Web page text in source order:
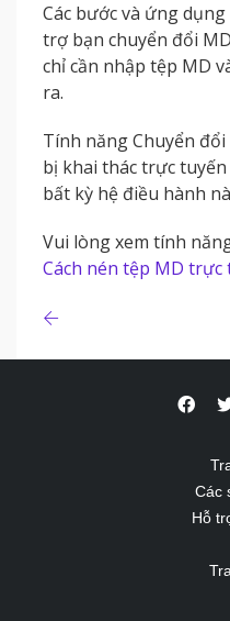
Các bước và ứng
trợ bạn chuyển đổi
chỉ cần nhập tệp MD
ra.
Tính năng Chuyển
bị khai thác trực
bất kỳ hệ điều hành
Vui lòng xem tính
Cách nén tệp MD
Các
Hỗ